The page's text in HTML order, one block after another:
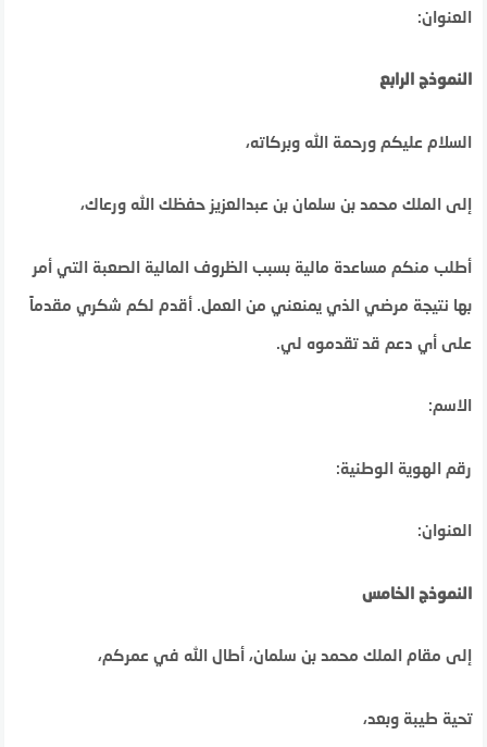
العنوان:
النموذج الرابع
السلام عليكم ورحمة الله وبركاته،
إلى الملك محمد بن سلمان بن عبدالعزيز حفظك الله ورعاك،
أطلب منكم مساعدة مالية بسبب الظروف المالية الصعبة التي أمر
بها نتيجة مرضي الذي يمنعني من العمل. أقدم لكم شكري مقدماً
على أي دعم قد تقدموه لي.
الاسم:
رقم الهوية الوطنية:
العنوان:
النموذج الخامس
إلى مقام الملك محمد بن سلمان، أطال الله في عمركم،
تحية طيبة وبعد،